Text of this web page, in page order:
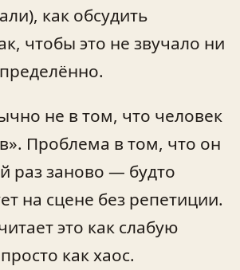
как обсудить
чтобы это не звучало ни
не в том, что человек
Проблема в том, что он
раз заново — будто
на сцене без репетиции.
это как слабую
как хаос.